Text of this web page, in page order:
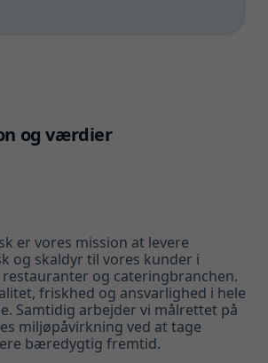
og værdier
er vores mission at levere
og skaldyr til vores kunder i
og cateringbranchen.
friskhed og ansvarlighed i hele
Samtidig arbejder vi målrettet på
miljøpåvirkning ved at tage
bæredygtig fremtid.